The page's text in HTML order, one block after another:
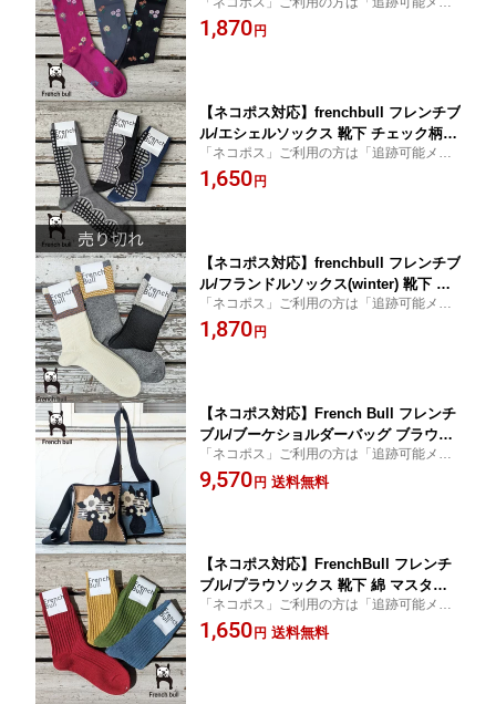
ス 花柄 ピンク ブルーグレー ブラック
黒 薄手 レディース 11-23253
ル便」をご選択ください。コチラの商品は
【やや薄め】（同類4足まで可）同梱数につ
1,870円
【ネコポス対応】frenchbull フレンチブ
ル/エシェルソックス 靴下 チェック柄
グレー ブルー 青 ブラック 黒 厚手 レデ
ィース 11-23271
「ネコポス」ご利用の方は「追跡可能メー
ル便」をご選択ください。コチラの商品は
【やや厚め】（同類3足まで可）同梱数につ
1,650円
【ネコポス対応】frenchbull フレンチブ
ル/フランドルソックス(winter) 靴下 ホ
ワイト 白 グレー ブラック 黒 厚手 レデ
ィース 11-23260
「ネコポス」ご利用の方は「追跡可能メー
ル便」をご選択ください。コチラの商品は
【厚め】（同類2足まで可）同梱数について
1,870円
【ネコポス対応】French Bull フレンチ
ブル/ブーケショルダーバッグ ブラウン
ブルーグレー 鞄 ショルダー 花柄 綿 33-
24252
「ネコポス」ご利用の方は「追跡可能メー
ル便」をご選択ください。コチラの商品は
【厚め】（同梱不可）同梱数については規
9,570円 送料無料
【ネコポス対応】FrenchBull フレンチ
ブル/プラウソックス 靴下 綿 マスター
ド オリーブ ブルーグレー ワイン イエ
ロー 黄 グリーン 緑 青 レッド 赤 レディ
「ネコポス」ご利用の方は「追跡可能メー
ル便」をご選択ください。コチラの商品は
【厚め】（同類2足まで可）同梱数について
1,650円 送料無料